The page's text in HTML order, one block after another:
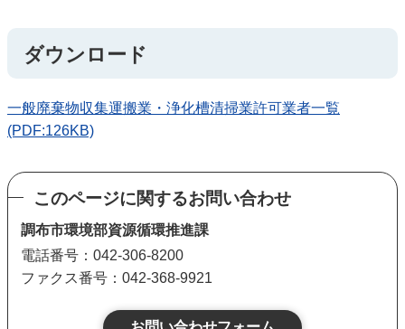
ダウンロード
一般廃棄物収集運搬業・浄化槽清掃業許可業者一覧
(PDF:126KB)
このページに関するお問い合わせ
調布市環境部資源循環推進課
電話番号：042-306-8200
ファクス番号：042-368-9921